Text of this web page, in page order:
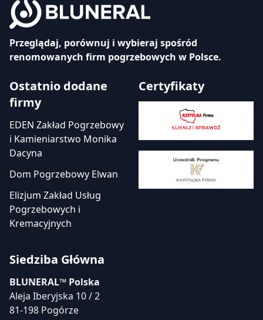
Przeglądaj, porównuj i wybieraj spośród
renomowanych firm pogrzebowych w Polsce.
Ostatnio dodane
firmy
EDEN Zakład Pogrzebowy
i Kamieniarstwo Monika
Dacyna
Dom Pogrzebowy Elwan
Elizjum Zakład Usług
Pogrzebowych i
Kremacyjnych
Certyfikaty
Siedziba Główna
BLUNERAL™ Polska
Aleja Iberyjska 10 / 2
81-198 Pogórze